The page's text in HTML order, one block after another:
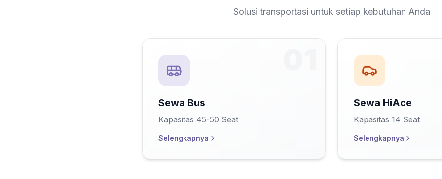
Solusi transportasi untuk setiap kebutuhan Anda
Sewa Bus
Kapasitas 45-50 Seat
Selengkapnya
Sewa HiAce
Kapasitas 14 Seat
Selengkapnya